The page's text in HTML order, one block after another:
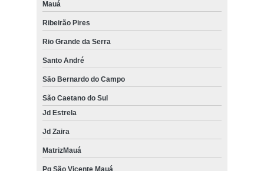
Mauá
Ribeirão Pires
Rio Grande da Serra
Santo André
São Bernardo do Campo
São Caetano do Sul
Jd Estrela
Jd Zaira
MatrizMauá
Pq São Vicente Mauá